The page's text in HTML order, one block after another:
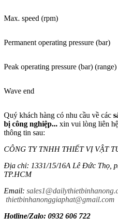
Max. speed (rpm)
Permanent operating pressure (bar)
Peak operating pressure (bar) (range)
Wave end
Quý khách hàng có nhu cầu về các
bị công nghiệp... xin vui lòng liên
thông tin sau:
CÔNG TY TNHH THIẾT VỊ VẬT
Địa chỉ: 1331/15/16A Lê Đức Thọ,
TP.HCM
Email:
thietbinhanonggiaphat@gmail.com
Hotline/Zalo: 0932 606 722